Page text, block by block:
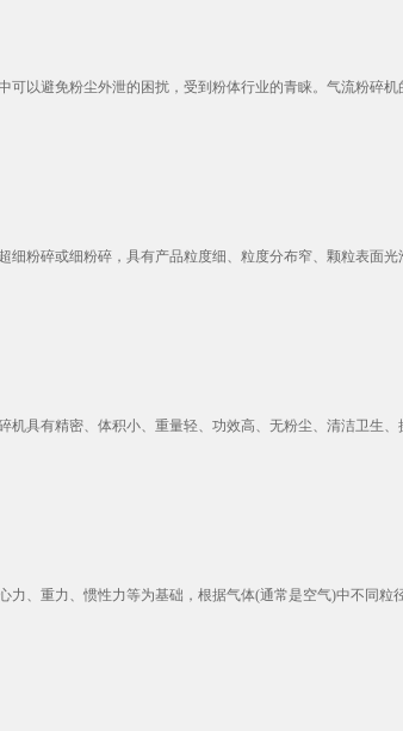
以避免粉尘外泄的困扰，受到粉体行业的青睐。气流粉碎
粉碎或细粉碎，具有产品粒度细、粒度分布窄、颗粒表面光
具有精密、体积小、重量轻、功效高、无粉尘、清洁卫生
、重力、惯性力等为基础，根据气体(通常是空气)中不同粒